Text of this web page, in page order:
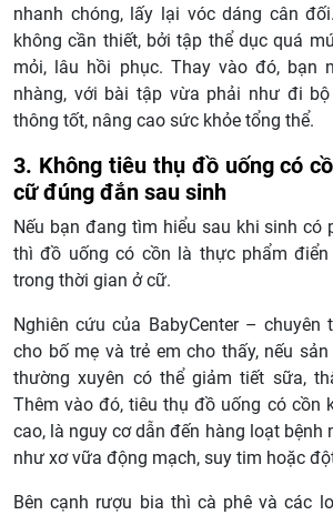
nhanh chóng, lấy lại vóc dáng cân
không cần thiết, bởi tập thể dục quá
mỏi, lâu hồi phục. Thay vào đó, bạn
nhàng, với bài tập vừa phải như đi
thông tốt, nâng cao sức khỏe tổng thể.
3. Không tiêu thụ đồ uống có
cữ đúng đắn sau sinh
Nếu bạn đang tìm hiểu sau khi sinh có
thì đồ uống có cồn là thực phẩm
trong thời gian ở cữ.
Nghiên cứu của BabyCenter – chuyên
cho bố mẹ và trẻ em cho thấy, nếu
thường xuyên có thể giảm tiết sữa,
Thêm vào đó, tiêu thụ đồ uống có cồn
cao, là nguy cơ dẫn đến hàng loạt bệnh
như xơ vữa động mạch, suy tim hoặc
Bên cạnh rượu bia thì cà phê và các